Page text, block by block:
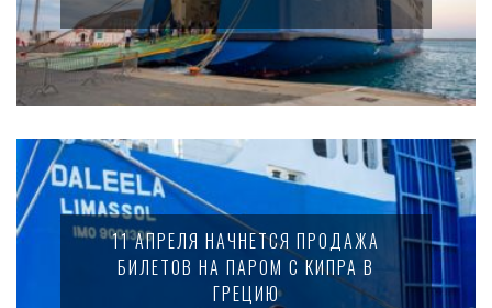
11 АПРЕЛЯ НАЧНЕТСЯ ПРОДАЖА
БИЛЕТОВ НА ПАРОМ С КИПРА В
ГРЕЦИЮ